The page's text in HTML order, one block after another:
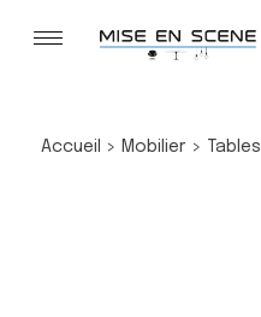
Accueil > Mobilier> Tables